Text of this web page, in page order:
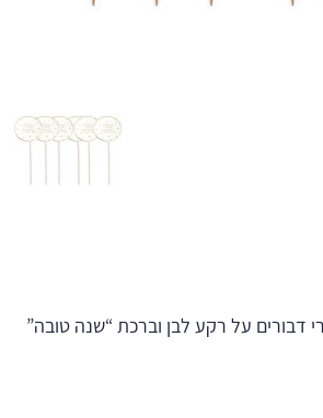
דבורים על רקע לבן וברכת “שנה טובה”